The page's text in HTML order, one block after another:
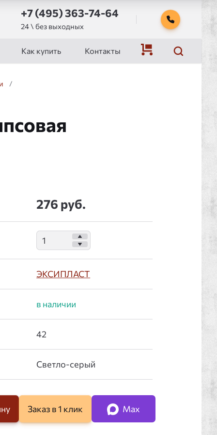
+7 (495) 363-74-64
24 \ без выходных
Как купить Контакты
/
276 руб.
ЭКСИПЛАСТ
Заказ в 1 клик Max